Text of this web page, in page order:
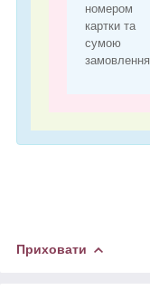
номером
картки та
сумою
замовлення.
Приховати